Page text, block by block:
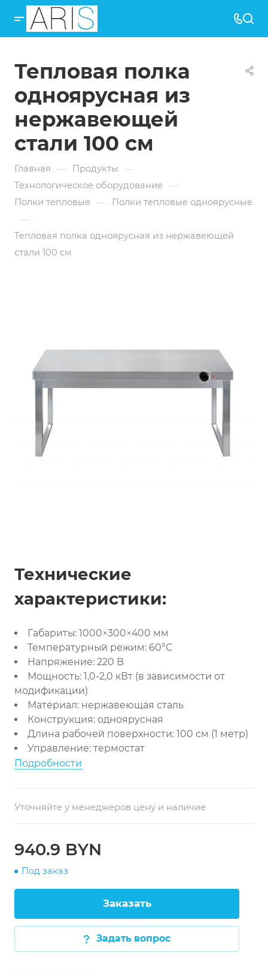
Тепловая полка
одноярусная из
нержавеющей
стали 100 см
Главная — Продукты —
Технологическое оборудование —
Полки тепловые — Полки тепловые одноярусные
—
Тепловая полка одноярусная из нержавеющей
стали 100 см
Технические
характеристики:
Габариты: 1000×300×400 мм
Температурный режим: 60°C
Напряжение: 220 В
Мощность: 1,0-2,0 кВт (в зависимости от
модификации)
Материал: нержавеющая сталь
Конструкция: одноярусная
Длина рабочей поверхности: 100 см (1 метр)
Управление: термостат
Подробности
Уточняйте у менеджеров цену и наличие
940.9 BYN
Под заказ
Заказать
Задать вопрос